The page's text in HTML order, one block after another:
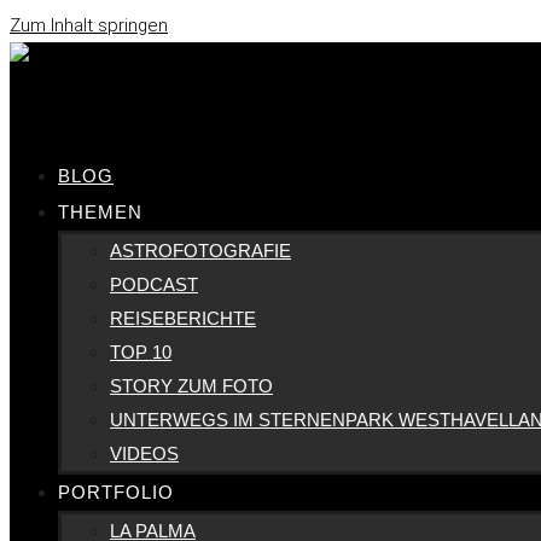
Zum Inhalt springen
BLOG
THEMEN
ASTROFOTOGRAFIE
PODCAST
REISEBERICHTE
TOP 10
STORY ZUM FOTO
UNTERWEGS IM STERNENPARK
VIDEOS
PORTFOLIO
LA PALMA